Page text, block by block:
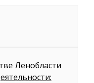
Ленобласти